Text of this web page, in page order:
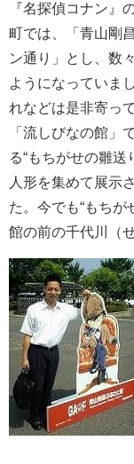
『名探偵コナン』
町では、「青山剛
ン通り」とし、数
ようになっていま
れなどは是非寄っ
「流しびなの館」
る“もちがせの雛
人形を集めて展示
た。今でも“もちが
館の前の千代川（